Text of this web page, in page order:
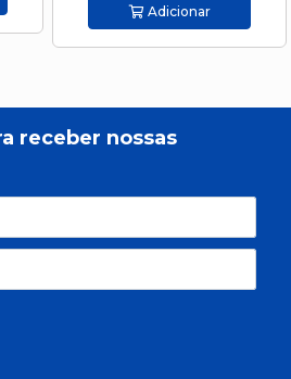
Adicionar
receber nossas